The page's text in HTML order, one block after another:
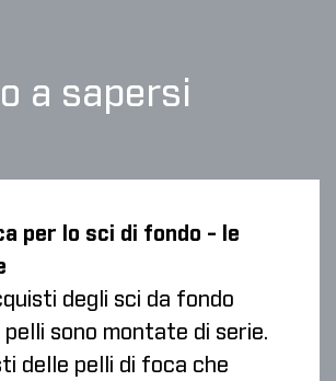
a sapersi
per lo sci di fondo - le
degli sci da fondo
pelli sono montate di serie.
delle pelli di foca che